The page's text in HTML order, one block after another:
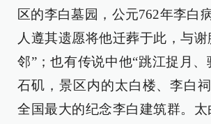
区的李白墓园，公元762年李白
人遵其遗愿将他迁葬于此，与
邻”；也有传说中他“跳江捉月
石矶，景区内的太白楼、李白
全国最大的纪念李白建筑群。太